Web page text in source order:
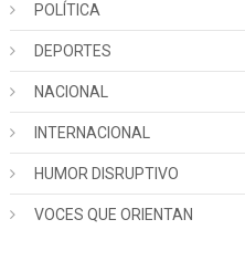
POLÍTICA
DEPORTES
NACIONAL
INTERNACIONAL
HUMOR DISRUPTIVO
VOCES QUE ORIENTAN